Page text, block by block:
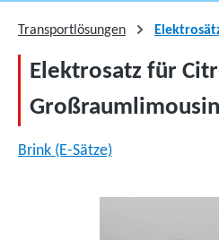
Transportlösungen
Elektrosatz für
Brink (E-Sätze)